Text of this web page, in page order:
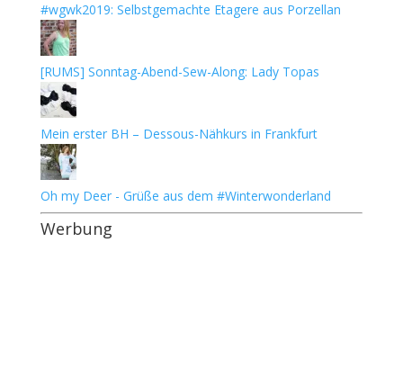
#wgwk2019: Selbstgemachte Etagere aus Porzellan
[RUMS] Sonntag-Abend-Sew-Along: Lady Topas
Mein erster BH – Dessous-Nähkurs in Frankfurt
Oh my Deer - Grüße aus dem #Winterwonderland
Werbung